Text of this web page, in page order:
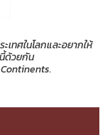
ทศในโลกและอยากให้
ด้วยกัน